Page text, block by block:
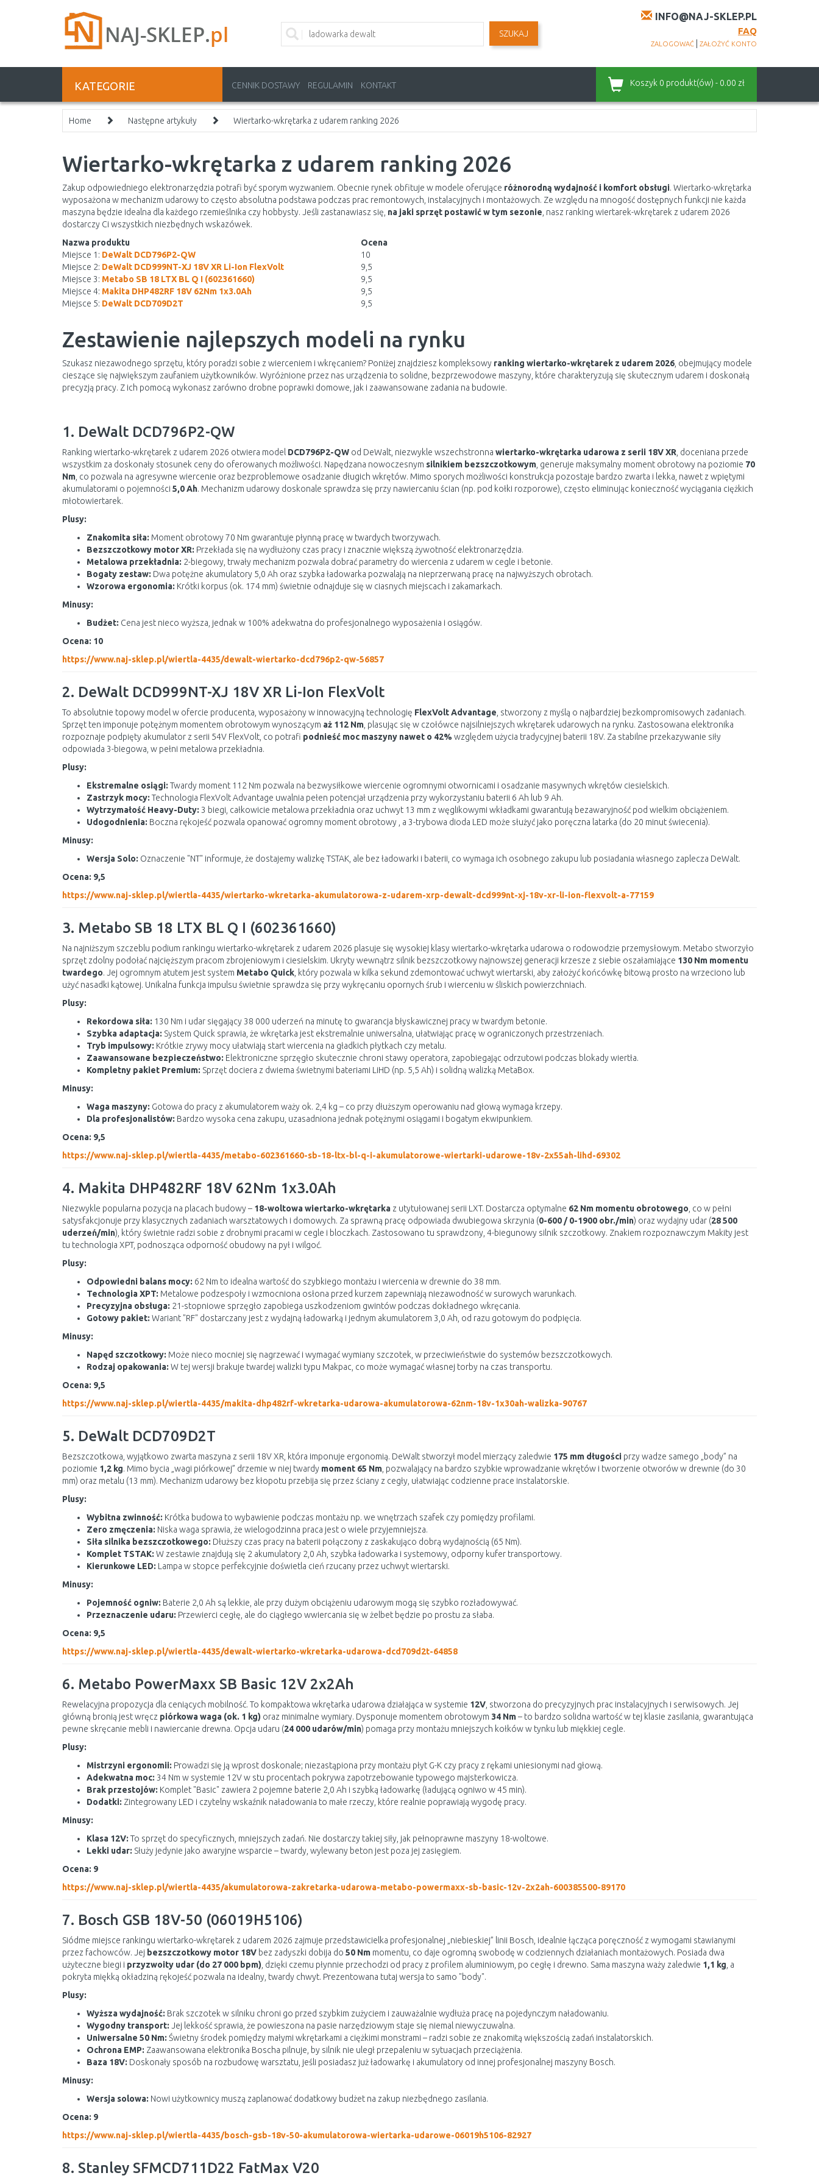
INFO@NAJ-SKLEP.PL
FAQ
ZALOGOWAĆ ZAŁOŻYĆ KONTO
SZUKAJ
KATEGORIE CENNIK DOSTAWY REGULAMIN KONTAKT Koszyk 0 produkt(ów) - 0.00 zł
Home Następne artykuły Wiertarko-wkrętarka z udarem ranking 2026
Wiertarko-wkrętarka z udarem ranking 2026
Zakup odpowiedniego elektronarzędzia potrafi być sporym wyzwaniem. Obecnie rynek obfituje w modele oferujące różnorodną wydajność i komfort obsługi. Wiertarko-wkrętarka
wyposażona w mechanizm udarowy to często absolutna podstawa podczas prac remontowych, instalacyjnych i montażowych. Ze względu na mnogość dostępnych funkcji nie każda
maszyna będzie idealna dla każdego rzemieślnika czy hobbysty. Jeśli zastanawiasz się, na jaki sprzęt postawić w tym sezonie , nasz ranking wiertarek-wkrętarek z udarem 2026
dostarczy Ci wszystkich niezbędnych wskazówek.
Nazwa produktu
Ocena
Miejsce 1: DeWalt DCD796P2-QW
10
Miejsce 2: DeWalt DCD999NT-XJ 18V XR Li-Ion FlexVolt
9,5
Miejsce 3: Metabo SB 18 LTX BL Q I (602361660)
9,5
Miejsce 4: Makita DHP482RF 18V 62Nm 1x3.0Ah
9,5
Miejsce 5: DeWalt DCD709D2T 9,5
Zestawienie najlepszych modeli na rynku
Szukasz niezawodnego sprzętu, który poradzi sobie z wierceniem i wkręcaniem? Poniżej znajdziesz kompleksowy ranking wiertarko-wkrętarek z udarem 2026 , obejmujący modele
cieszące się największym zaufaniem użytkowników. Wyróżnione przez nas urządzenia to solidne, bezprzewodowe maszyny, które charakteryzują się skutecznym udarem i doskonałą
precyzją pracy. Z ich pomocą wykonasz zarówno drobne poprawki domowe, jak i zaawansowane zadania na budowie.
1. DeWalt DCD796P2-QW
Ranking wiertarko-wkrętarek z udarem 2026 otwiera model DCD796P2-QW od DeWalt, niezwykle wszechstronna wiertarko-wkrętarka udarowa z serii 18V XR , doceniana przede
wszystkim za doskonały stosunek ceny do oferowanych możliwości. Napędzana nowoczesnym silnikiem bezszczotkowym , generuje maksymalny moment obrotowy na poziomie 70
Nm , co pozwala na agresywne wiercenie oraz bezproblemowe osadzanie długich wkrętów. Mimo sporych możliwości konstrukcja pozostaje bardzo zwarta i lekka, nawet z wpiętymi
akumulatorami o pojemności 5,0 Ah. Mechanizm udarowy doskonale sprawdza się przy nawiercaniu ścian (np. pod kołki rozporowe), często eliminując konieczność wyciągania ciężkich
młotowiertarek.
Plusy:
Znakomita siła: Moment obrotowy 70 Nm gwarantuje płynną pracę w twardych tworzywach.
Bezszczotkowy motor XR: Przekłada się na wydłużony czas pracy i znacznie większą żywotność elektronarzędzia.
Metalowa przekładnia: 2-biegowy, trwały mechanizm pozwala dobrać parametry do wiercenia z udarem w cegle i betonie.
Bogaty zestaw: Dwa potężne akumulatory 5,0 Ah oraz szybka ładowarka pozwalają na nieprzerwaną pracę na najwyższych obrotach.
Wzorowa ergonomia: Krótki korpus (ok. 174 mm) świetnie odnajduje się w ciasnych miejscach i zakamarkach.
Minusy:
Budżet: Cena jest nieco wyższa, jednak w 100% adekwatna do profesjonalnego wyposażenia i osiągów.
Ocena: 10
https://www.naj-sklep.pl/wiertla-4435/dewalt-wiertarko-dcd796p2-qw-56857
2. DeWalt DCD999NT-XJ 18V XR Li-Ion FlexVolt
To absolutnie topowy model w ofercie producenta, wyposażony w innowacyjną technologię FlexVolt Advantage , stworzony z myślą o najbardziej bezkompromisowych zadaniach.
Sprzęt ten imponuje potężnym momentem obrotowym wynoszącym aż 112 Nm , plasując się w czołówce najsilniejszych wkrętarek udarowych na rynku. Zastosowana elektronika
rozpoznaje podpięty akumulator z serii 54V FlexVolt, co potrafi podnieść moc maszyny nawet o 42% względem użycia tradycyjnej baterii 18V. Za stabilne przekazywanie siły
odpowiada 3-biegowa, w pełni metalowa przekładnia.
Plusy:
Ekstremalne osiągi: Twardy moment 112 Nm pozwala na bezwysiłkowe wiercenie ogromnymi otwornicami i osadzanie masywnych wkrętów ciesielskich.
Zastrzyk mocy: Technologia FlexVolt Advantage uwalnia pełen potencjał urządzenia przy wykorzystaniu baterii 6 Ah lub 9 Ah.
Wytrzymałość Heavy-Duty: 3 biegi, całkowicie metalowa przekładnia oraz uchwyt 13 mm z węglikowymi wkładkami gwarantują bezawaryjność pod wielkim obciążeniem.
Udogodnienia: Boczna rękojeść pozwala opanować ogromny moment obrotowy , a 3-trybowa dioda LED może służyć jako poręczna latarka (do 20 minut świecenia).
Minusy:
Wersja Solo: Oznaczenie "NT" informuje, że dostajemy walizkę TSTAK, ale bez ładowarki i baterii, co wymaga ich osobnego zakupu lub posiadania własnego zaplecza DeWalt.
Ocena: 9,5
https://www.naj-sklep.pl/wiertla-4435/wiertarko-wkretarka-akumulatorowa-z-udarem-xrp-dewalt-dcd999nt-xj-18v-xr-li-ion-flexvolt-a-77159
3. Metabo SB 18 LTX BL Q I (602361660)
Na najniższym szczeblu podium rankingu wiertarko-wkrętarek z udarem 2026 plasuje się wysokiej klasy wiertarko-wkrętarka udarowa o rodowodzie przemysłowym. Metabo stworzyło
sprzęt zdolny podołać najcięższym pracom zbrojeniowym i ciesielskim. Ukryty wewnątrz silnik bezszczotkowy najnowszej generacji krzesze z siebie oszałamiające 130 Nm momentu
twardego. Jej ogromnym atutem jest system Metabo Quick , który pozwala w kilka sekund zdemontować uchwyt wiertarski, aby założyć końcówkę bitową prosto na wrzeciono lub
użyć nasadki kątowej. Unikalna funkcja impulsu świetnie sprawdza się przy wykręcaniu opornych śrub i wierceniu w śliskich powierzchniach.
Plusy:
Rekordowa siła: 130 Nm i udar sięgający 38 000 uderzeń na minutę to gwarancja błyskawicznej pracy w twardym betonie.
Szybka adaptacja: System Quick sprawia, że wkrętarka jest ekstremalnie uniwersalna, ułatwiając pracę w ograniczonych przestrzeniach.
Tryb impulsowy: Krótkie zrywy mocy ułatwiają start wiercenia na gładkich płytkach czy metalu.
Zaawansowane bezpieczeństwo: Elektroniczne sprzęgło skutecznie chroni stawy operatora, zapobiegając odrzutowi podczas blokady wiertła.
Kompletny pakiet Premium: Sprzęt dociera z dwiema świetnymi bateriami LiHD (np. 5,5 Ah) i solidną walizką MetaBox.
Minusy:
Waga maszyny: Gotowa do pracy z akumulatorem waży ok. 2,4 kg – co przy dłuższym operowaniu nad głową wymaga krzepy.
Dla profesjonalistów: Bardzo wysoka cena zakupu, uzasadniona jednak potężnymi osiągami i bogatym ekwipunkiem.
Ocena: 9,5
https://www.naj-sklep.pl/wiertla-4435/metabo-602361660-sb-18-ltx-bl-q-i-akumulatorowe-wiertarki-udarowe-18v-2x55ah-lihd-69302
4. Makita DHP482RF 18V 62Nm 1x3.0Ah
Niezwykle popularna pozycja na placach budowy – 18-woltowa wiertarko-wkrętarka z utytułowanej serii LXT. Dostarcza optymalne 62 Nm momentu obrotowego , co w pełni
satysfakcjonuje przy klasycznych zadaniach warsztatowych i domowych. Za sprawną pracę odpowiada dwubiegowa skrzynia (0-600 / 0-1900 obr./min) oraz wydajny udar (28 500
uderzeń/min), który świetnie radzi sobie z drobnymi pracami w cegle i bloczkach. Zastosowano tu sprawdzony, 4-biegunowy silnik szczotkowy. Znakiem rozpoznawczym Makity jest
tu technologia XPT, podnosząca odporność obudowy na pył i wilgoć.
Plusy:
Odpowiedni balans mocy: 62 Nm to idealna wartość do szybkiego montażu i wiercenia w drewnie do 38 mm.
Technologia XPT: Metalowe podzespoły i wzmocniona osłona przed kurzem zapewniają niezawodność w surowych warunkach.
Precyzyjna obsługa: 21-stopniowe sprzęgło zapobiega uszkodzeniom gwintów podczas dokładnego wkręcania.
Gotowy pakiet: Wariant "RF" dostarczany jest z wydajną ładowarką i jednym akumulatorem 3,0 Ah, od razu gotowym do podpięcia.
Minusy:
Napęd szczotkowy: Może nieco mocniej się nagrzewać i wymagać wymiany szczotek, w przeciwieństwie do systemów bezszczotkowych.
Rodzaj opakowania: W tej wersji brakuje twardej walizki typu Makpac, co może wymagać własnej torby na czas transportu.
Ocena: 9,5
https://www.naj-sklep.pl/wiertla-4435/makita-dhp482rf-wkretarka-udarowa-akumulatorowa-62nm-18v-1x30ah-walizka-90767
5. DeWalt DCD709D2T
Bezszczotkowa, wyjątkowo zwarta maszyna z serii 18V XR, która imponuje ergonomią. DeWalt stworzył model mierzący zaledwie 175 mm długości przy wadze samego „body” na
poziomie 1,2 kg. Mimo bycia „wagi piórkowej” drzemie w niej twardy moment 65 Nm , pozwalający na bardzo szybkie wprowadzanie wkrętów i tworzenie otworów w drewnie (do 30
mm) oraz metalu (13 mm). Mechanizm udarowy bez kłopotu przebija się przez ściany z cegły, ułatwiając codzienne prace instalatorskie.
Plusy:
Wybitna zwinność: Krótka budowa to wybawienie podczas montażu np. we wnętrzach szafek czy pomiędzy profilami.
Zero zmęczenia: Niska waga sprawia, że wielogodzinna praca jest o wiele przyjemniejsza.
Siła silnika bezszczotkowego: Dłuższy czas pracy na baterii połączony z zaskakująco dobrą wydajnością (65 Nm).
Komplet TSTAK: W zestawie znajdują się 2 akumulatory 2,0 Ah, szybka ładowarka i systemowy, odporny kufer transportowy.
Kierunkowe LED: Lampa w stopce perfekcyjnie doświetla cień rzucany przez uchwyt wiertarski.
Minusy:
Pojemność ogniw: Baterie 2,0 Ah są lekkie, ale przy dużym obciążeniu udarowym mogą się szybko rozładowywać.
Przeznaczenie udaru: Przewierci cegłę, ale do ciągłego wwiercania się w żelbet będzie po prostu za słaba.
Ocena: 9,5
https://www.naj-sklep.pl/wiertla-4435/dewalt-wiertarko-wkretarka-udarowa-dcd709d2t-64858
6. Metabo PowerMaxx SB Basic 12V 2x2Ah
Rewelacyjna propozycja dla ceniących mobilność. To kompaktowa wkrętarka udarowa działająca w systemie 12V , stworzona do precyzyjnych prac instalacyjnych i serwisowych. Jej
główną bronią jest wręcz piórkowa waga (ok. 1 kg) oraz minimalne wymiary. Dysponuje momentem obrotowym 34 Nm– to bardzo solidna wartość w tej klasie zasilania, gwarantująca
pewne skręcanie mebli i nawiercanie drewna. Opcja udaru (24 000 udarów/min) pomaga przy montażu mniejszych kołków w tynku lub miękkiej cegle.
Plusy:
Mistrzyni ergonomii: Prowadzi się ją wprost doskonale; niezastąpiona przy montażu płyt G-K czy pracy z rękami uniesionymi nad głową.
Adekwatna moc: 34 Nm w systemie 12V w stu procentach pokrywa zapotrzebowanie typowego majsterkowicza.
Brak przestojów: Komplet "Basic" zawiera 2 pojemne baterie 2,0 Ah i szybką ładowarkę (ładującą ogniwo w 45 min).
Dodatki: Zintegrowany LED i czytelny wskaźnik naładowania to małe rzeczy, które realnie poprawiają wygodę pracy.
Minusy:
Klasa 12V: To sprzęt do specyficznych, mniejszych zadań. Nie dostarczy takiej siły, jak pełnoprawne maszyny 18-woltowe.
Lekki udar: Służy jedynie jako awaryjne wsparcie – twardy, wylewany beton jest poza jej zasięgiem.
Ocena: 9
https://www.naj-sklep.pl/wiertla-4435/akumulatorowa-zakretarka-udarowa-metabo-powermaxx-sb-basic-12v-2x2ah-600385500-89170
7. Bosch GSB 18V-50 (06019H5106)
Siódme miejsce rankingu wiertarko-wkrętarek z udarem 2026 zajmuje przedstawicielka profesjonalnej „niebieskiej” linii Bosch, idealnie łącząca poręczność z wymogami stawianymi
przez fachowców. Jej bezszczotkowy motor 18V bez zadyszki dobija do 50 Nm momentu, co daje ogromną swobodę w codziennych działaniach montażowych. Posiada dwa
użyteczne biegi i przyzwoity udar (do 27 000 bpm) , dzięki czemu płynnie przechodzi od pracy z profilem aluminiowym, po cegłę i drewno. Sama maszyna waży zaledwie 1,1 kg , a
pokryta miękką okładziną rękojeść pozwala na idealny, twardy chwyt. Prezentowana tutaj wersja to samo "body".
Plusy:
Wyższa wydajność: Brak szczotek w silniku chroni go przed szybkim zużyciem i zauważalnie wydłuża pracę na pojedynczym naładowaniu.
Wygodny transport: Jej lekkość sprawia, że powieszona na pasie narzędziowym staje się niemal niewyczuwalna.
Uniwersalne 50 Nm: Świetny środek pomiędzy małymi wkrętarkami a ciężkimi monstrami – radzi sobie ze znakomitą większością zadań instalatorskich.
Ochrona EMP: Zaawansowana elektronika Boscha pilnuje, by silnik nie uległ przepaleniu w sytuacjach przeciążenia.
Baza 18V: Doskonały sposób na rozbudowę warsztatu, jeśli posiadasz już ładowarkę i akumulatory od innej profesjonalnej maszyny Bosch.
Minusy:
Wersja solowa: Nowi użytkownicy muszą zaplanować dodatkowy budżet na zakup niezbędnego zasilania.
Ocena: 9
https://www.naj-sklep.pl/wiertla-4435/bosch-gsb-18v-50-akumulatorowa-wiertarka-udarowe-06019h5106-82927
8. Stanley SFMCD711D22 FatMax V20